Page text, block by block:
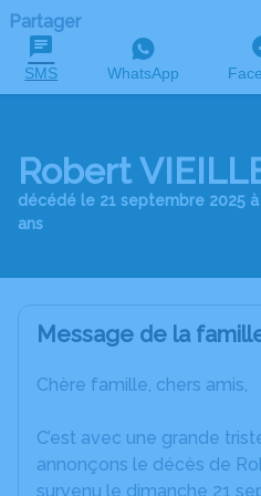
Partager
SMS WhatsApp
Robert
décédé le 21 septembre 2025
ans
Message de la
Chère famille, chers amis,
C’est avec une grande
annonçons le décès de
survenu le dimanche 21